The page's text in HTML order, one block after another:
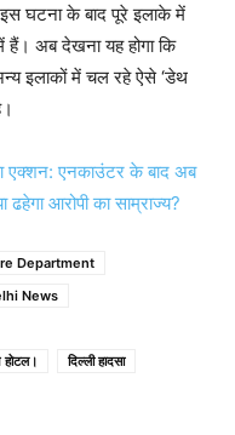
घटना के बाद पूरे इलाके में
हैं। अब देखना यह होगा कि
इलाकों में चल रहे ऐसे ‘डेथ
एक्शन: एनकाउंटर के बाद अब
आरोपी का साम्राज्य?
Department
News
दिल्ली हादसा